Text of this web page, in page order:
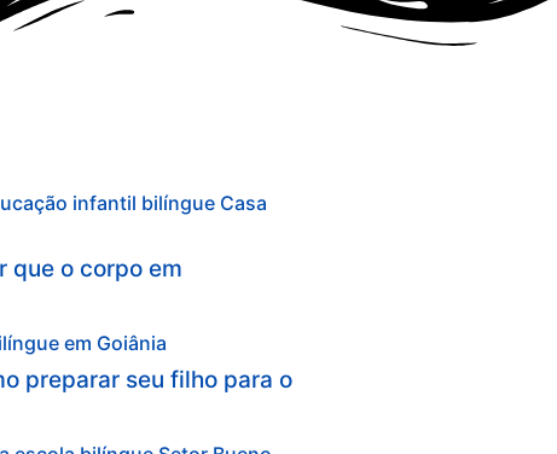
que o corpo em
preparar seu filho para o